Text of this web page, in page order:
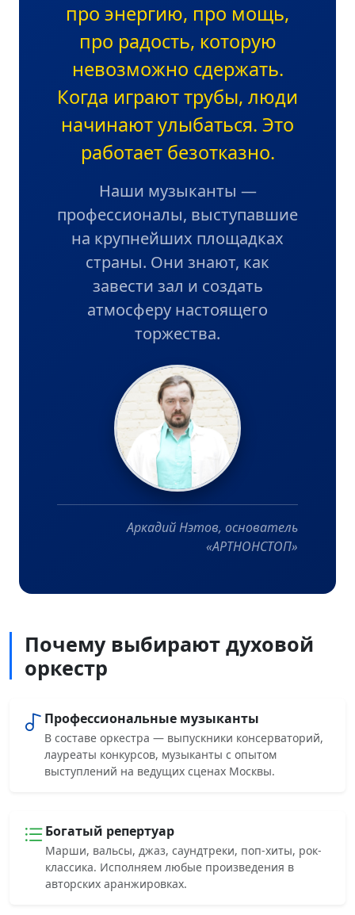
про энергию, про мощь,
про радость, которую
невозможно сдержать.
Когда играют трубы, люди
начинают улыбаться. Это
работает безотказно.
Наши музыканты —
профессионалы, выступавшие
на крупнейших площадках
страны. Они знают, как
завести зал и создать
атмосферу настоящего
торжества.
Аркадий Нэтов, основатель
«АРТНОНСТОП»
Почему выбирают духовой
оркестр
Профессиональные музыканты
В составе оркестра — выпускники консерваторий,
лауреаты конкурсов, музыканты с опытом
выступлений на ведущих сценах Москвы.
Богатый репертуар
Марши, вальсы, джаз, саундтреки, поп-хиты, рок-
классика. Исполняем любые произведения в
авторских аранжировках.